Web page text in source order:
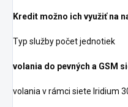
Kredit možno ich využiť na
Typ služby počet jednotiek
volania do pevných a GSM
volania v rámci siete Iridium